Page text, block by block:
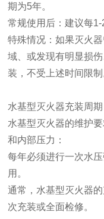
期为‌5年‌。
常规使用后‌：建议‌每1-
特殊情况‌：如果灭火
域、或发现有明显损
装，不受上述时间限制
水基型灭火器充装周期
水基型灭火器的维护
和内部压力：
每年‌必须进行一次水
用。‌
通常，水基型灭火器
次充装或全面检修。‌